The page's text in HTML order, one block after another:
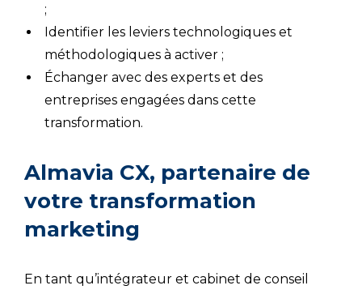
;
Identifier les leviers technologiques et
méthodologiques à activer ;
Échanger avec des experts et des
entreprises engagées dans cette
transformation.
Almavia CX, partenaire de
votre transformation
marketing
En tant qu’intégrateur et cabinet de conseil